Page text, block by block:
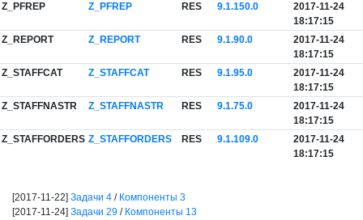
Z_PFREP
Z_PFREP RES 9.1.150.0
2017-11-24
18:17:15
Z_REPORT
Z_REPORT RES 9.1.90.0
2017-11-24
18:17:15
Z_STAFFCAT
Z_STAFFCAT RES 9.1.95.0
2017-11-24
18:17:15
Z_STAFFNASTR
Z_STAFFNASTR RES 9.1.75.0
2017-11-24
18:17:15
Z_STAFFORDERS Z_STAFFORDERS RES 9.1.109.0
2017-11-24
18:17:15
[2017-11-22] Задачи 4 / Компоненты 3
[2017-11-24] Задачи 29 / Компоненты 13